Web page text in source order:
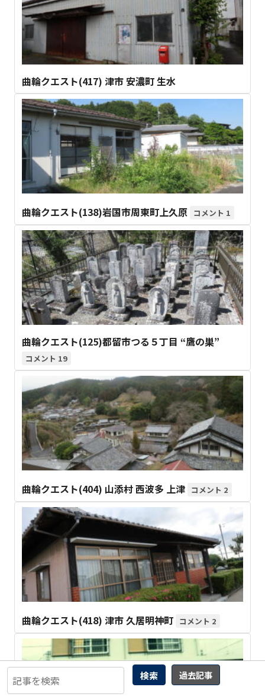
検索 過去記事
曲輪クエスト(417) 津市 安濃町 生水
曲輪クエスト(138)岩国市周東町上久原 1
曲輪クエスト(125)都留市つる５丁目 “鷹の巣”
19
曲輪クエスト(404) 山添村 西波多 上津 2
曲輪クエスト(418) 津市 久居明神町 2